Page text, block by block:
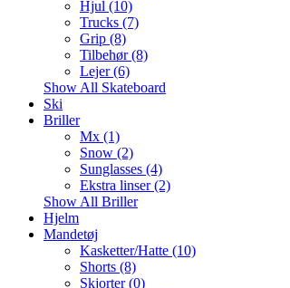
Hjul (10)
Trucks (7)
Grip (8)
Tilbehør (8)
Lejer (6)
Show All Skateboard
Ski
Briller
Mx (1)
Snow (2)
Sunglasses (4)
Ekstra linser (2)
Show All Briller
Hjelm
Mandetøj
Kasketter/Hatte (10)
Shorts (8)
Skjorter (0)